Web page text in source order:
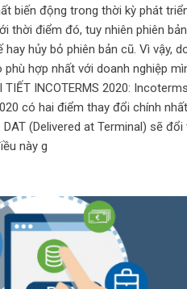
biến động trong thời kỳ phát
thời điểm đó, tuy nhiên phiên
hủy bỏ phiên bản cũ. Vì vậy,
hợp nhất với doanh nghiệp
TIẾT INCOTERMS 2020:
có hai điểm thay đổi chính
(Delivered at Terminal) sẽ
này g